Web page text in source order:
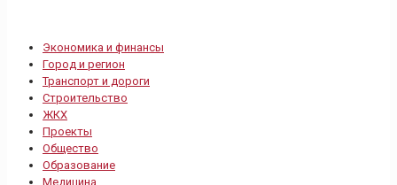
Экономика и финансы
Город и регион
Транспорт и дороги
Строительство
ЖКХ
Проекты
Общество
Образование
Медицина